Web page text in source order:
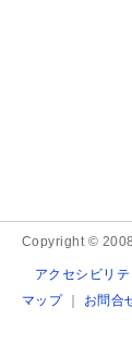
Copyright ©
アクセシビリ
マップ｜ お問合